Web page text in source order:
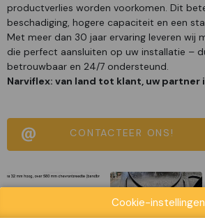
productverlies worden voorkomen. Dit
beschadiging, hogere capaciteit en een
Met meer dan 30 jaar ervaring leveren wij
die perfect aansluiten op uw installatie –
betrouwbaar en 24/7 ondersteund.
Narviflex: van land tot klant, uw
CONTACTEER ONS!
Cookie-instellingen